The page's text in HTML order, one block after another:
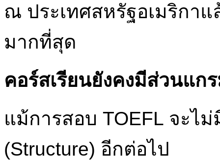
ณ ประเทศสหรัฐอเมริกา
มากที่สุด
คอร์สเรียนยังคงมีส่วนแก
แม้การสอบ TOEFL จะไ
(Structure) อีกต่อไป